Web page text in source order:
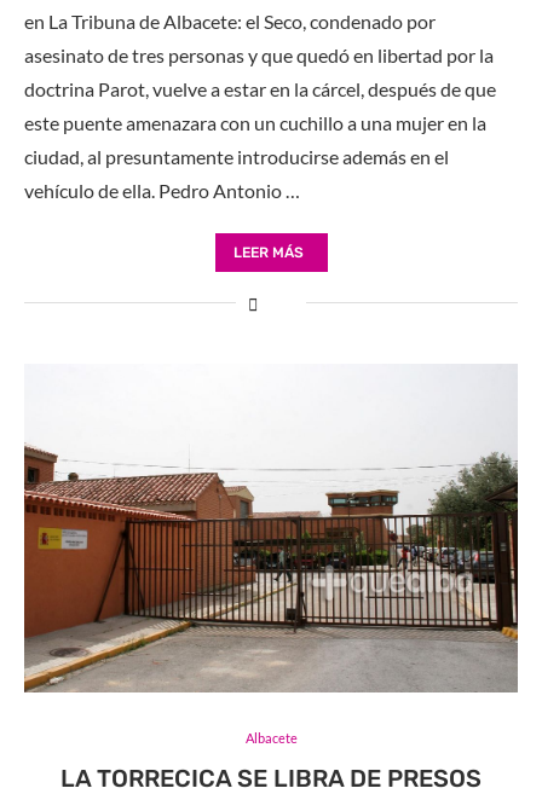
en La Tribuna de Albacete: el Seco, condenado por
asesinato de tres personas y que quedó en libertad por la
doctrina Parot, vuelve a estar en la cárcel, después de que
este puente amenazara con un cuchillo a una mujer en la
ciudad, al presuntamente introducirse además en el
vehículo de ella. Pedro Antonio …
LEER MÁS
Albacete
LA TORRECICA SE LIBRA DE PRESOS